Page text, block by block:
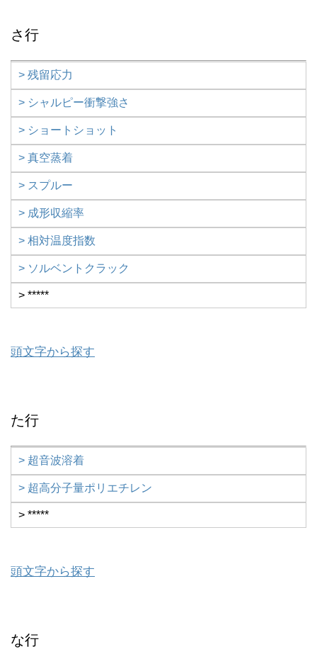
さ行
> 残留応力
> シャルピー衝撃強さ
> ショートショット
> 真空蒸着
> スプルー
> 成形収縮率
> 相対温度指数
> ソルベントクラック
> *****
頭文字から探す
た行
> 超音波溶着
> 超高分子量ポリエチレン
> *****
頭文字から探す
な行